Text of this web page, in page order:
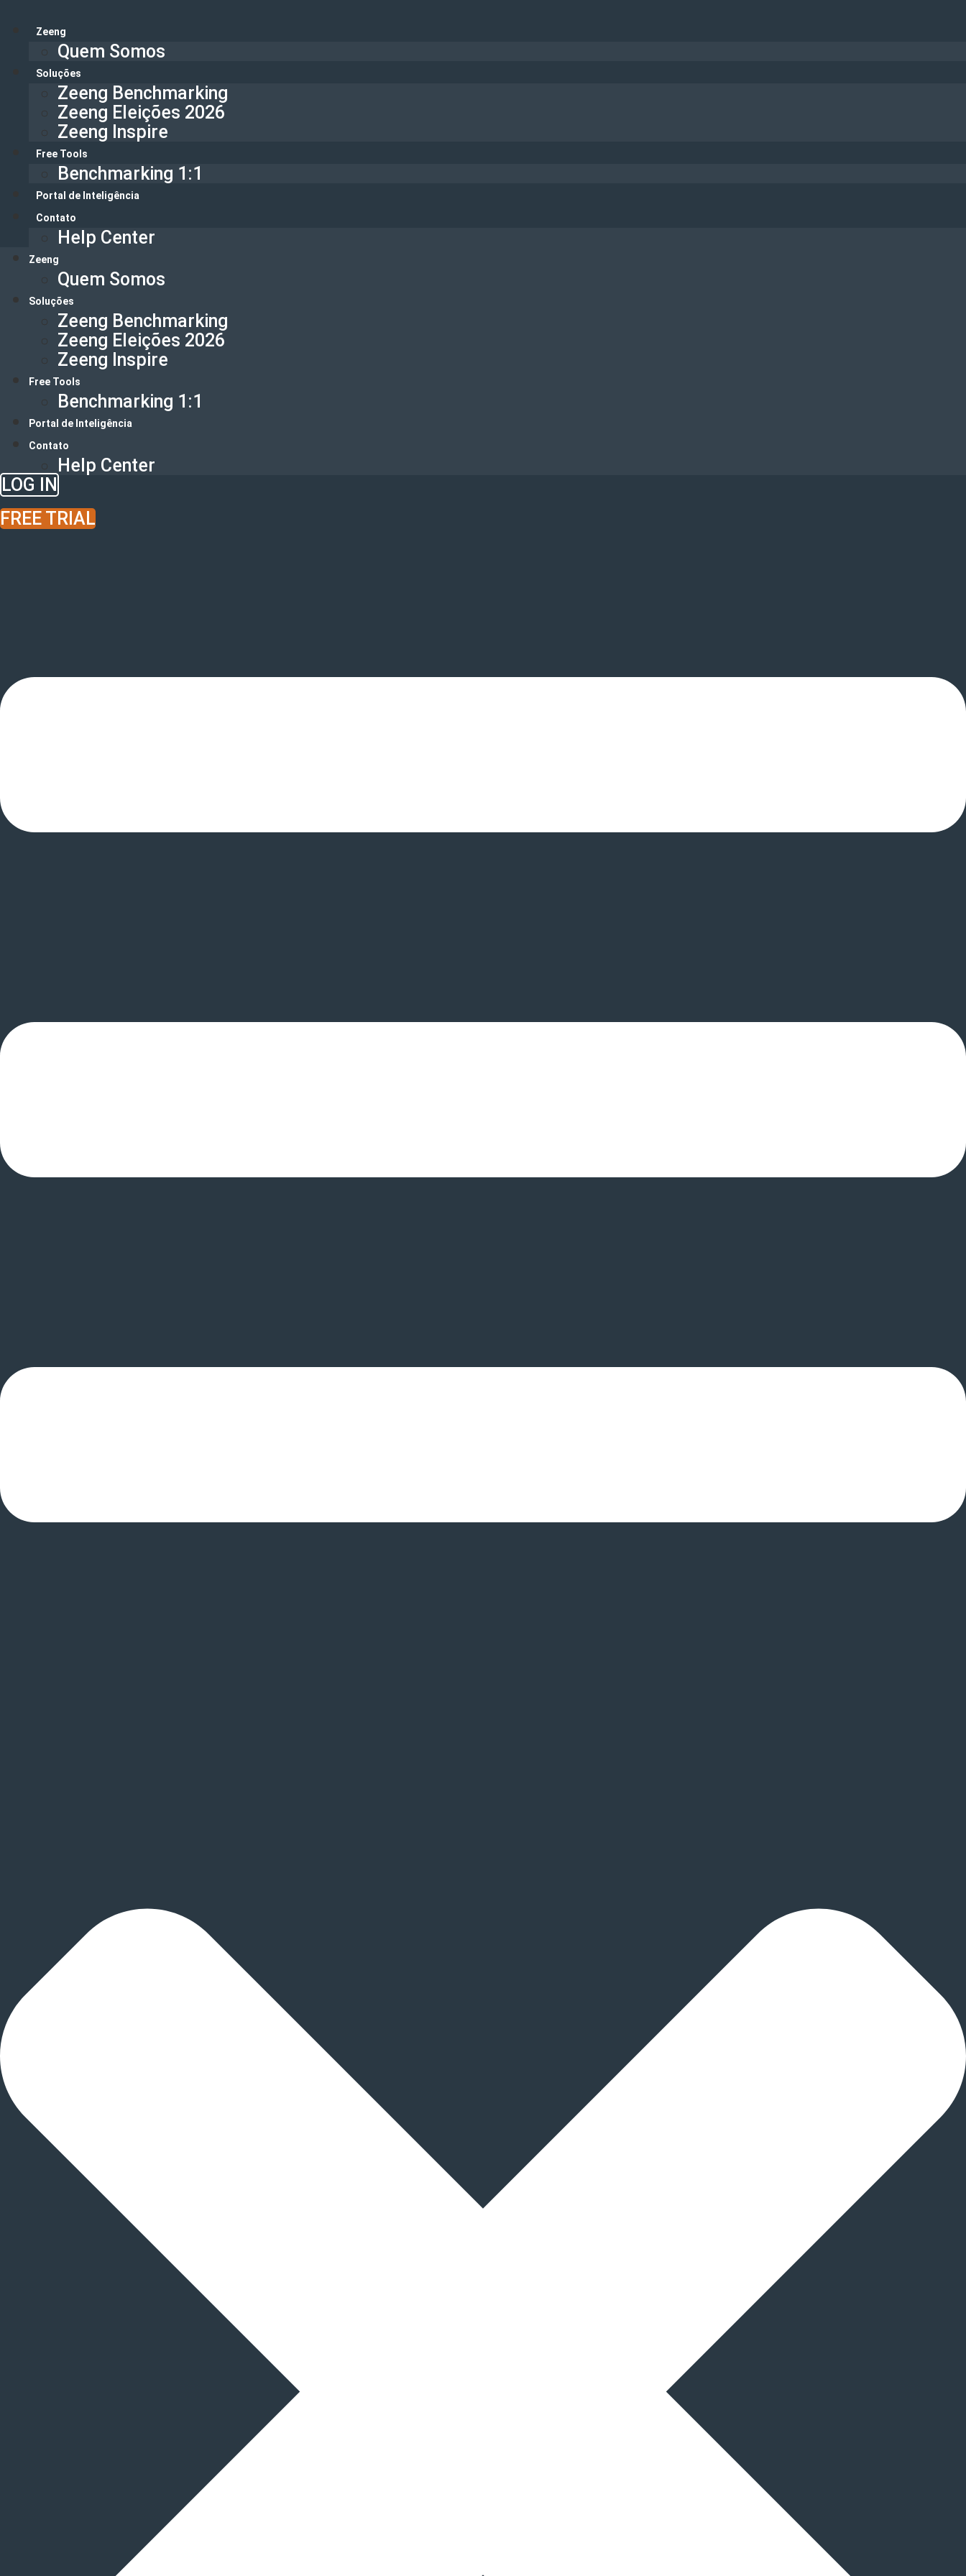
conteúdo
Zeeng
Quem Somos
Soluções
Zeeng Benchmarking
Zeeng Eleições 2026
Zeeng Inspire
Free Tools
Benchmarking 1:1
Portal de Inteligência
Contato
Help Center
Zeeng
Quem Somos
Soluções
Zeeng Benchmarking
Zeeng Eleições 2026
Zeeng Inspire
Free Tools
Benchmarking 1:1
Portal de Inteligência
Contato
Help Center
LOG IN
FREE TRIAL